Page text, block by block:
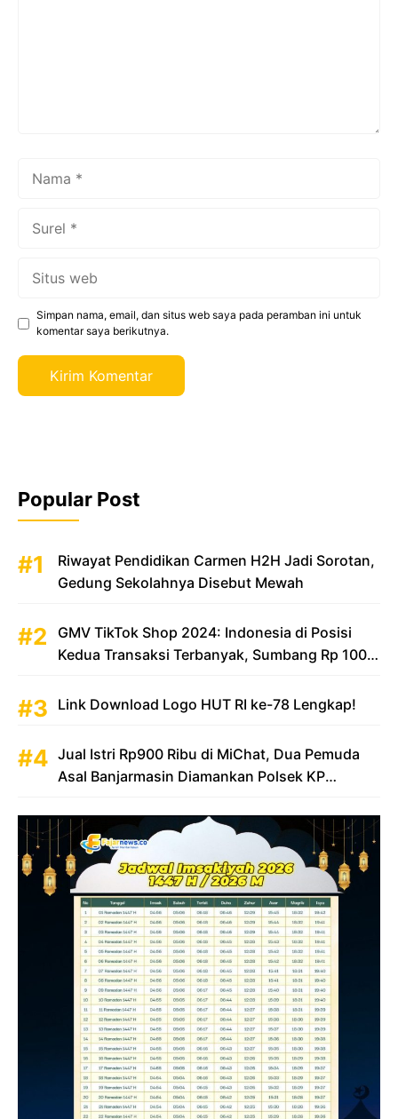
Simpan nama, email, dan situs web saya pada peramban ini untuk
komentar saya berikutnya.
Popular Post
Riwayat Pendidikan Carmen H2H Jadi Sorotan,
Gedung Sekolahnya Disebut Mewah
GMV TikTok Shop 2024: Indonesia di Posisi
Kedua Transaksi Terbanyak, Sumbang Rp 100
Link Download Logo HUT RI ke-78 Lengkap!
Jual Istri Rp900 Ribu di MiChat, Dua Pemuda
Asal Banjarmasin Diamankan Polsek KP